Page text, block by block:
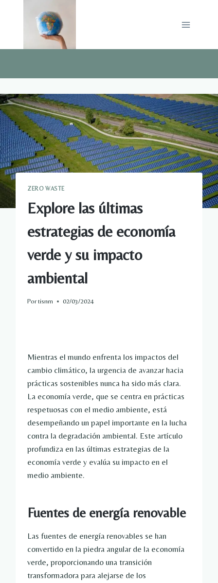
ZERO WASTE
Explore las últimas
estrategias de economía
verde y su impacto
ambiental
Portisnm 02/03/2024
Mientras el mundo enfrenta los impactos del
cambio climático, la urgencia de avanzar hacia
prácticas sostenibles nunca ha sido más clara.
La economía verde, que se centra en prácticas
respetuosas con el medio ambiente, está
desempeñando un papel importante en la lucha
contra la degradación ambiental. Este artículo
profundiza en las últimas estrategias de la
economía verde y evalúa su impacto en el
medio ambiente.
Fuentes de energía renovable
Las fuentes de energía renovables se han
convertido en la piedra angular de la economía
verde, proporcionando una transición
transformadora para alejarse de los